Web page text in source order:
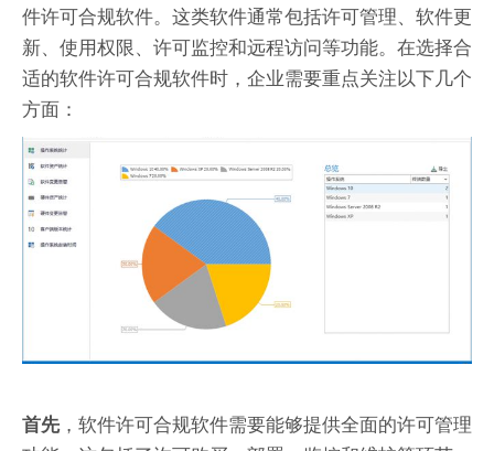
件许可合规软件。这类软件通常包括许可管理、软件更
新、使用权限、许可监控和远程访问等功能。在选择合
适的软件许可合规软件时，企业需要重点关注以下几个
方面：
首先，软件许可合规软件需要能够提供全面的许可管理